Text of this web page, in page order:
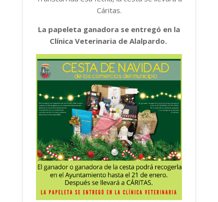
Cáritas.
La papeleta ganadora se entregó en la
Clínica Veterinaria de Alalpardo.